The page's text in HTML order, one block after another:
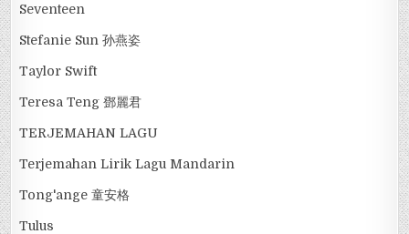
Seventeen
Stefanie Sun 孙燕姿
Taylor Swift
Teresa Teng 鄧麗君
TERJEMAHAN LAGU
Terjemahan Lirik Lagu Mandarin
Tong'ange 童安格
Tulus